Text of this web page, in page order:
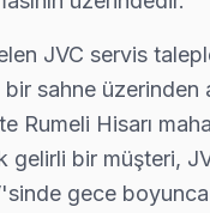
güzellikleriyle
TV Servisi
JVC TV
JVC servis
bir sahne üzerinden
Rumeli Hisarı
gelirli bir müşteri,
gece